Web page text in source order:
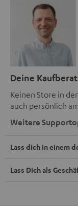
Deine
Keinen Store in
auch persönlich
Weitere
Lass dich in einem
Lass Dich als